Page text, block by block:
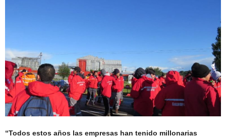
“Todos estos años las empresas han tenido millonarias